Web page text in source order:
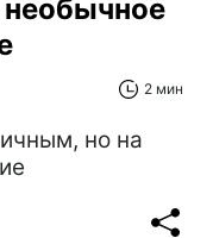
2 мин
но на